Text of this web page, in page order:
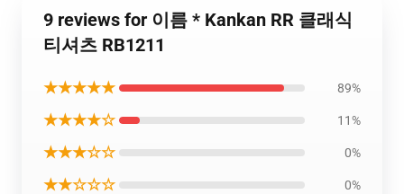
9 reviews for 이름 * Kankan RR 클래식
티셔츠 RB1211
★★★★★ 89%
★★★★☆ 11%
★★★☆☆ 0%
★★☆☆☆ 0%